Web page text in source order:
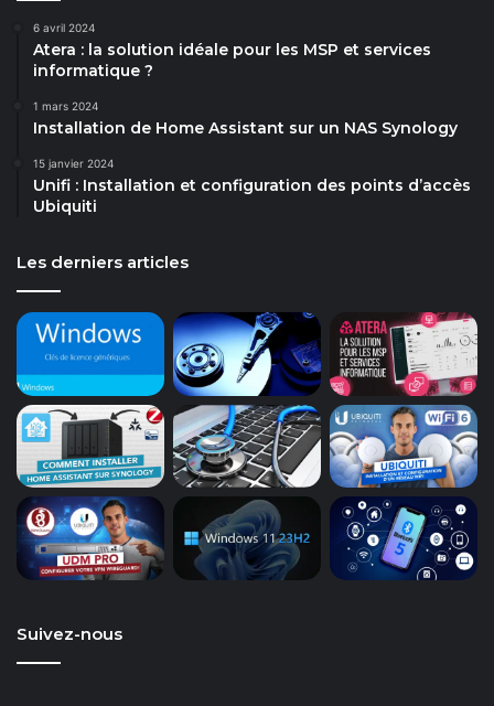
6 avril 2024
Atera : la solution idéale pour les MSP et services
informatique ?
1 mars 2024
Installation de Home Assistant sur un NAS Synology
15 janvier 2024
Unifi : Installation et configuration des points d’accès
Ubiquiti
Les derniers articles
Suivez-nous